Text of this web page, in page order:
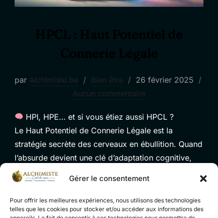
Gérer le consentement
Pour offrir les meilleures expériences, nous utilisons des technologies
telles que les cookies pour stocker et/ou accéder aux informations des
par Alchimiste.be Bien être
Publié
le
26 février 2025
Aucun commentaire
HPI, HPE… et si vous étiez aussi HPCL ?
Le Haut Potentiel de Connerie Légale est la
stratégie secrète des cerveaux en ébullition. Quand
l’absurde devient une clé d’adaptation cognitive,
l’humour sauve le génie de la surcharge mentale.
Découvrez comment le HPCL libère la